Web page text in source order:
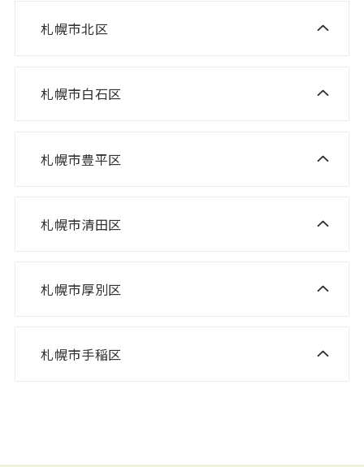
ニスコパーソナル 桑園教室
ニスコパーソナル 山鼻教室
ニスコ進学スクール 八軒教室
ニスコパーソナル 宮の沢教室
札幌市北区
ニスコ進学スクール あいの里教室
ニスコ進学スクール 新琴似教室
札幌市白石区
ニスコ進学スクール 北郷教室
札幌市豊平区
ニスコパーソナル 福住教室
札幌市清田区
ニスコ進学スクール 平岡緑教室
ニスコ進学スクール 平岡中央教室
札幌市厚別区
ニスコ進学スクール 森林公園教室
札幌市手稲区